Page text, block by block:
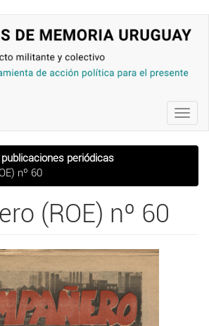
periódicas
nº 60
(ROE) nº 60